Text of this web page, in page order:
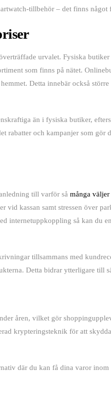
tillbehör – det finns något
urvalet. Fysiska
som finns på nätet.
Detta innebär också
än i fysiska butiker,
rabatter och kampanjer som
till varför så många
kassan samt stressen över
internetuppkoppling så kan du
tillsammans med
Detta bidrar ytterligare till
åren, vilket gör
krypteringsteknik för att
där du kan få dina varor